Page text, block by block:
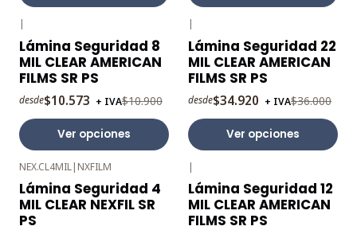
-3%
OFF
|
Lámina Seguridad 8
MIL CLEAR AMERICAN
FILMS SR PS
desde$10.573 + IVA$10.900
Ver opciones
-3%
OFF
|
Lámina Seguridad 22
MIL CLEAR AMERICAN
FILMS SR PS
desde$34.920 + IVA$36.000
Ver opciones
-3%
OFF
NEX.CL4MIL| NXFILM
Lámina Seguridad 4
MIL CLEAR NEXFIL SR
PS
-3%
OFF
|
Lámina Seguridad 12
MIL CLEAR AMERICAN
FILMS SR PS